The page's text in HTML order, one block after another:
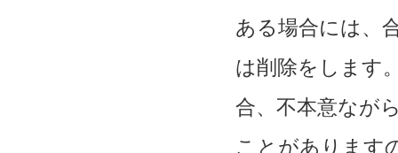
ある場合には、
は削除をします
合、不本意なが
ことがあります